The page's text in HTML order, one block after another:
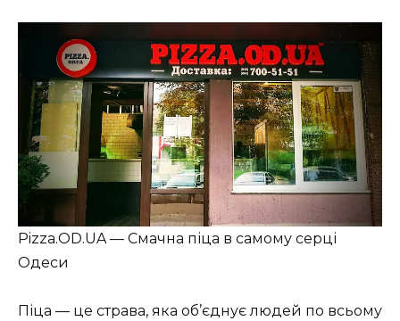
Pizza.OD.UA — Смачна піца в самому серці
Одеси
Піца — це страва, яка об’єднує людей по всьому